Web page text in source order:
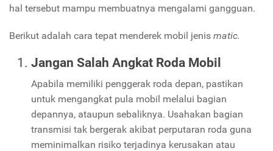
hal tersebut mampu membuatnya mengalami gangguan.
Berikut adalah cara tepat menderek mobil jenis matic.
Jangan Salah Angkat Roda Mobil
Apabila memiliki penggerak roda depan, pastikan
untuk mengangkat pula mobil melalui bagian
depannya, ataupun sebaliknya. Usahakan bagian
transmisi tak bergerak akibat perputaran roda guna
meminimalkan risiko terjadinya kerusakan atau